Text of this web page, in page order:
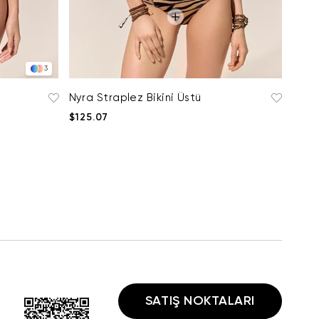
3
Nyra Straplez Bikini Üstü
$125.07
SATIŞ NOKTALARI